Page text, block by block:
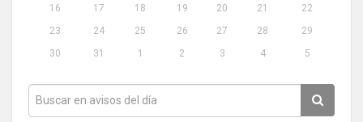
16
17 18 19 20 21
22
23
24 25 26 27 28
29
30
31 1 2 3 4 5